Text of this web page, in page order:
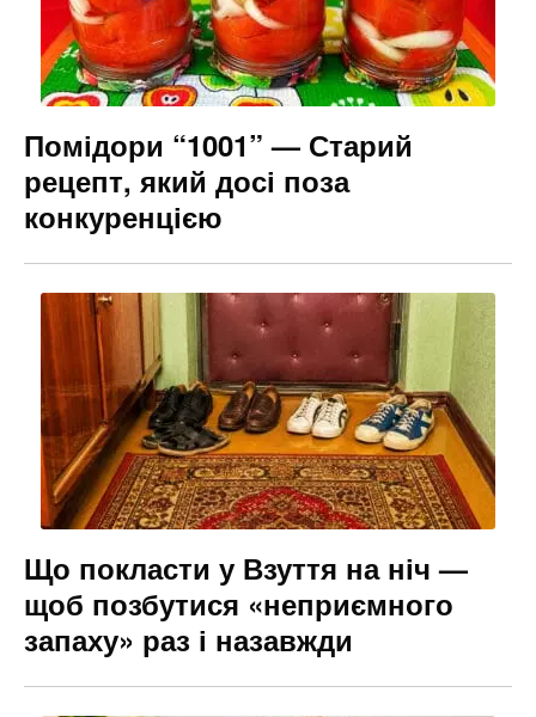
Помідори “1001” — Старий
рецепт, який досі поза
конкуренцією
Що покласти у Взуття на ніч —
щоб позбутися «неприємного
запаху» раз і назавжди